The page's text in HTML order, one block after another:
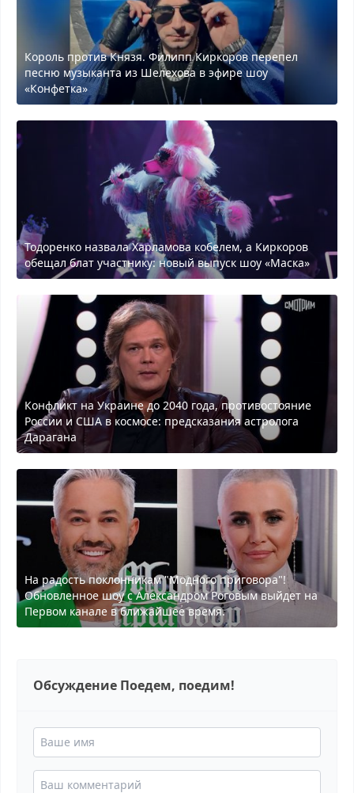
Король против Князя. Филипп Киркоров перепел
песню музыканта из Шелехова в эфире шоу
«Конфетка»
Тодоренко назвала Харламова кобелем, а Киркоров
обещал блат участнику: новый выпуск шоу «Маска»
Конфликт на Украине до 2040 года, противостояние
России и США в космосе: предсказания астролога
Дарагана
На радость поклонникам "Модного приговора"!
Обновленное шоу с Александром Роговым выйдет на
Первом канале в ближайшее время.
Обсуждение Поедем, поедим!